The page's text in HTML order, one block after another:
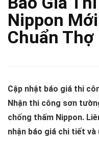
Nippon
Chuẩn
Cập nhật báo giá thi
Nhận thi công sơn
chống thấm Nippon.
nhận báo giá chi tiết